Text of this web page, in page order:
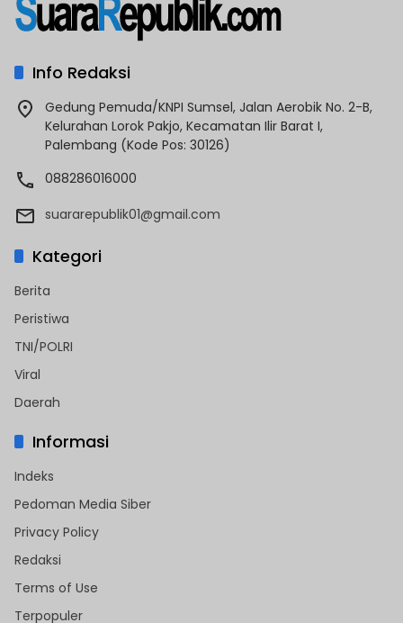
Info Redaksi
Gedung Pemuda/KNPI Sumsel, Jalan Aerobik No. 2-B,
Kelurahan Lorok Pakjo, Kecamatan Ilir Barat I,
Palembang (Kode Pos: 30126)
088286016000
suararepublik01@gmail.com
Kategori
Berita
Peristiwa
TNI/POLRI
Viral
Daerah
Informasi
Indeks
Pedoman Media Siber
Privacy Policy
Redaksi
Terms of Use
Terpopuler